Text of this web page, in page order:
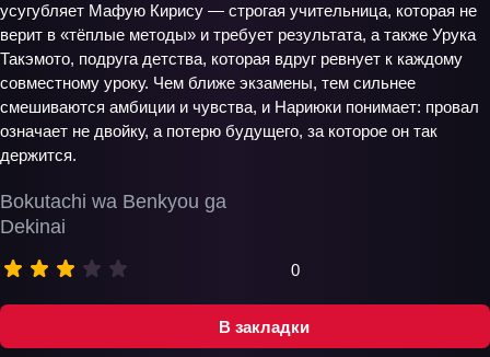
В закладки
Bokutachi wa Benkyou ga
Dekinai
0
усугубляет Мафую Кирису — строгая учительница, которая не
верит в «тёплые методы» и требует результата, а также Урука
Такэмото, подруга детства, которая вдруг ревнует к каждому
совместному уроку. Чем ближе экзамены, тем сильнее
смешиваются амбиции и чувства, и Нариюки понимает: провал
означает не двойку, а потерю будущего, за которое он так
держится.